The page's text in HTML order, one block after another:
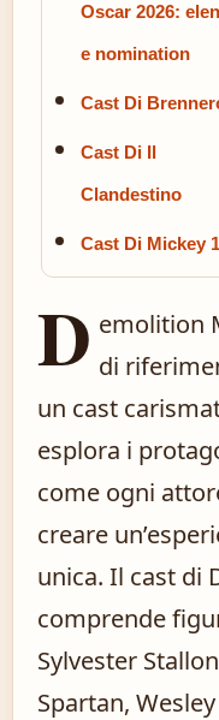
Oscar 2026:
e nomination
Cast Di
Cast Di Il
Clandestino
Cast Di Mickey
D emolition
di
un cast
esplora i
come ogni
creare
unica. Il cast di
comprende
Sylvester
Spartan,